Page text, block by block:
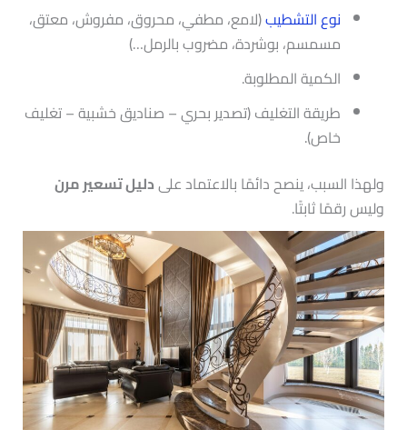
نوع التشطيب(لامع، مطفي، محروق، مفروش، معتق،
مسمسم، بوشردة، مضروب بالرمل…)
الكمية المطلوبة.
طريقة التغليف (تصدير بحري – صناديق خشبية – تغليف
خاص).
ولهذا السبب، ينصح دائمًا بالاعتماد علىدليل تسعير مرن
وليس رقمًا ثابتًا.